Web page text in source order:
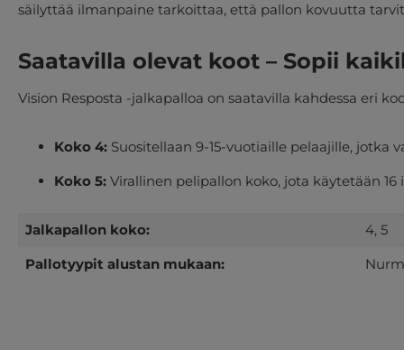
säilyttää ilmanpaine tarkoittaa, että pallon kovuutta
Saatavilla olevat koot – Sopii
Vision Resposta -jalkapalloa on saatavilla kahdessa eri
Koko 4: Suositellaan 9-15-vuotiaille pelaajille,
Koko 5: Virallinen pelipallon koko, jota käytetään
Jalkapallon koko: 4, 5
Pallotyypit alustan mukaan: